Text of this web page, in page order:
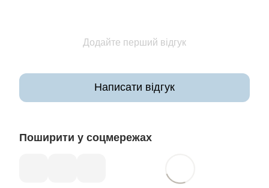
Додайте перший відгук
Написати відгук
Поширити у соцмережах